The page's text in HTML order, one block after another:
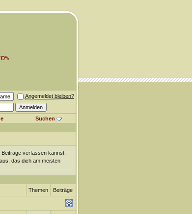
Angemeldet bleiben?
Suchen
Beiträge verfassen kannst.
das dich am meisten
Themen Beiträge